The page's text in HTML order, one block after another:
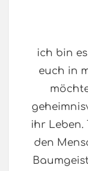
ich bin
euch in
ihr Leben.
den